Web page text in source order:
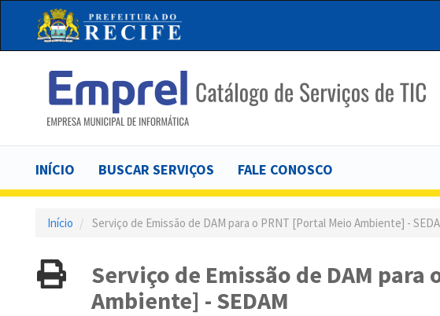
Main
navigation
INÍCIO BUSCAR SERVIÇOS FALE CONOSCO
Início Serviço de Emissão de DAM para o PRNT [Portal Meio Ambiente] -
Serviço de Emissão de DAM para
Ambiente] - SEDAM